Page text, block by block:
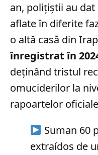
an, polițiștii au dat
aflate în diferite
o altă casă din
înregistrat în
deținând tristul
omuciderilor la
rapoartelor
Suman 60
extraídos de